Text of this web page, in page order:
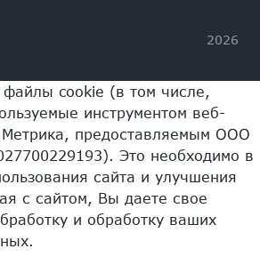
2026
cookie (в том числе,
инструментом веб-
предоставляемым ООО
Это необходимо в
сайта и улучшения
с сайтом, Вы даете свое
и обработку ваших